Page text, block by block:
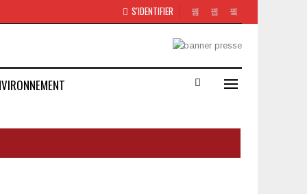
S'IDENTIFIER